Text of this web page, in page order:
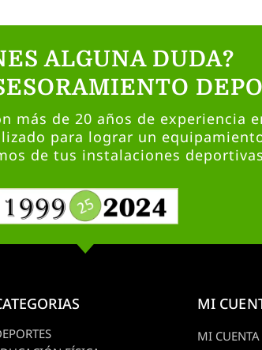
ALGUNA DUDA?
más de 20 años de experiencia
para lograr un
de tus instalaciones
MI
MI CUENTA